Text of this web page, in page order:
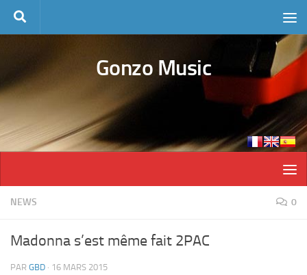
Skip to content
Gonzo Music
NEWS 0
Madonna s’est même fait 2PAC
PAR GBD · 16 MARS 2015